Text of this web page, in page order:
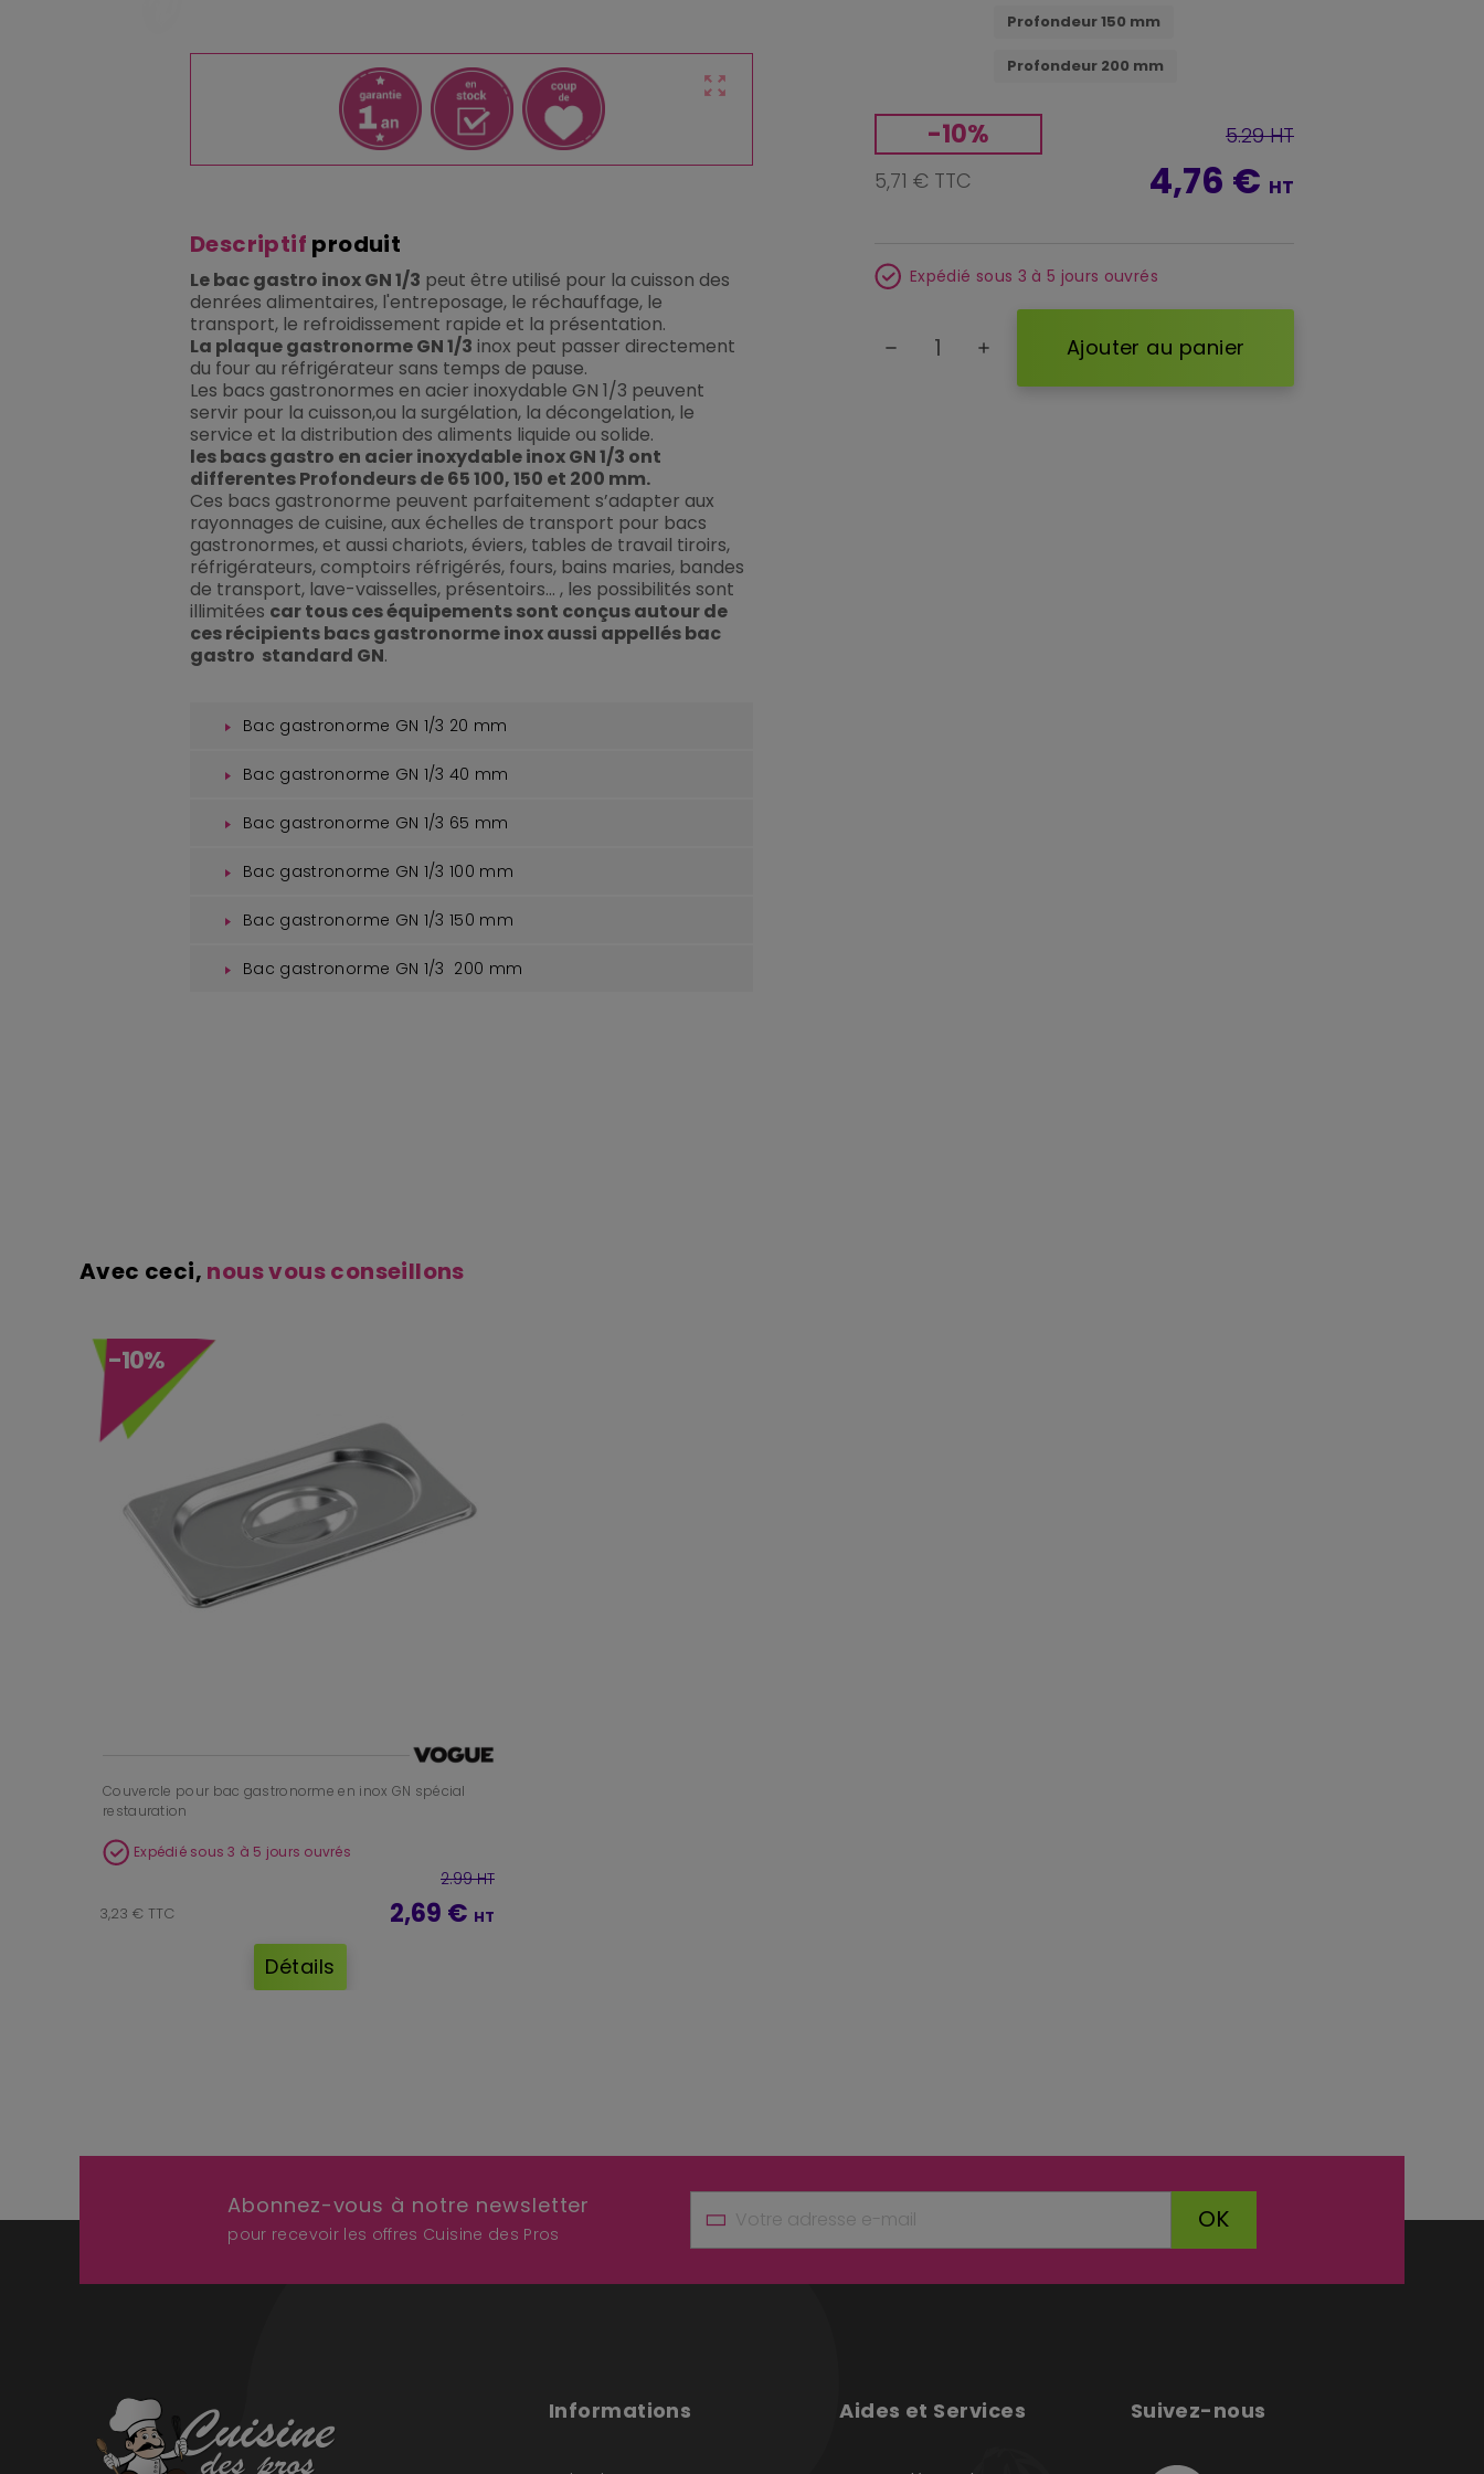
zoom_out_map
Descriptif produit
Le bac gastro inox GN 1/3 peut être utilisé pour la cuisson des
denrées alimentaires, l'entreposage, le réchauffage, le
transport, le refroidissement rapide et la présentation.
La plaque gastronorme GN 1/3 inox peut passer directement
du four au réfrigérateur sans temps de pause.
Les bacs gastronormes en acier inoxydable GN 1/3 peuvent
servir pour la cuisson,ou la surgélation, la décongelation, le
service et la distribution des aliments liquide ou solide.
les bacs gastro en acier inoxydable inox GN 1/3 ont
differentes Profondeurs de 65 100, 150 et 200 mm.
Ces bacs gastronorme peuvent parfaitement s’adapter aux
rayonnages de cuisine, aux échelles de transport pour bacs
gastronormes, et aussi chariots, éviers, tables de travail tiroirs,
réfrigérateurs, comptoirs réfrigérés, fours, bains maries, bandes
de transport, lave-vaisselles, présentoirs... , les possibilités sont
illimitées car tous ces équipements sont conçus autour de
ces récipients bacs gastronorme inox aussi appellés bac
gastro standard GN.
Bac gastronorme GN 1/3 20 mm
Bac gastronorme GN 1/3 40 mm
Bac gastronorme GN 1/3 65 mm
Bac gastronorme GN 1/3 100 mm
Bac gastronorme GN 1/3 150 mm
Bac gastronorme GN 1/3 200 mm
Profondeur 150 mm
Profondeur 200 mm
-10%
5,71 € TTC
5.29 HT
4,76 € HT
Expédié sous 3 à 5 jours ouvrés
remove add Ajouter au panier
Avec ceci, nous vous conseillons
-10%
Couvercle pour bac gastronorme en inox GN spécial
restauration
Expédié sous 3 à 5 jours ouvrés
3,23 € TTC
2.99 HT
2,69 € HT
Détails
Abonnez-vous à notre newsletter
pour recevoir les offres Cuisine des Pros OK
Informations Aides et Services Suivez-nous